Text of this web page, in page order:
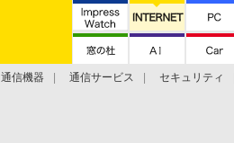
通信機器 通信サービス セキュリティ